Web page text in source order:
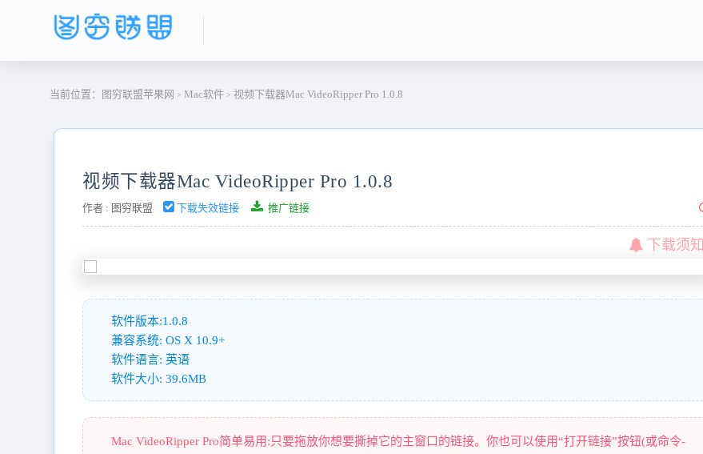
当前位置： 图穷联盟苹果网 > Mac软件 > 视频下载器Mac VideoRipper Pro 1.0.8
视频下载器Mac VideoRipper Pro 1.0.8
作者 : 图穷联盟 下载失效链接 推广链接
下载须知
软件版本:1.0.8
兼容系统: OS X 10.9+
软件语言: 英语
软件大小: 39.6MB
Mac VideoRipper Pro简单易用:只要拖放你想要撕掉它的主窗口的链接。你也可以使用“打开链接”按钮(或命令-